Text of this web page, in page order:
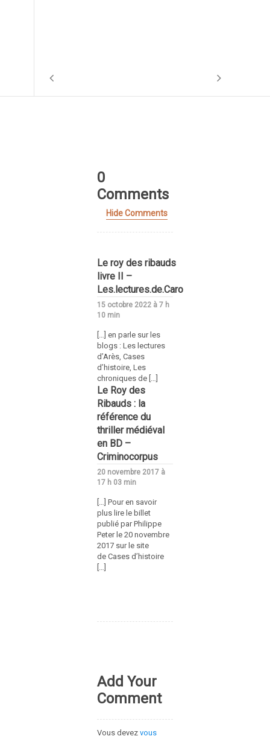
0
Comments
Hide Comments
Le roy des ribauds
livre II –
Les.lectures.de.Caro
15 octobre 2022 à 7 h
10 min
[…] en parle sur les
blogs : Les lectures
d’Arès, Cases
d’histoire, Les
chroniques de […]
Le Roy des
Ribauds : la
référence du
thriller médiéval
en BD –
Criminocorpus
20 novembre 2017 à
17 h 03 min
[…] Pour en savoir
plus lire le billet
publié par Philippe
Peter le 20 novembre
2017 sur le site
de Cases d’histoire
[…]
Add Your
Comment
Vous devez vous